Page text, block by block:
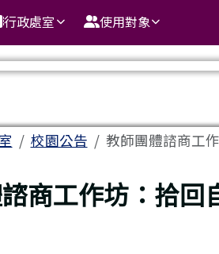
行政處室 使用對象
校園公告 教師團體諮商工
商工作坊：拾回